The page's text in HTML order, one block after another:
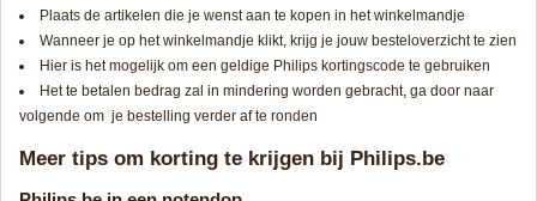
Plaats de artikelen die je wenst aan te kopen in het winkelmandje
Wanneer je op het winkelmandje klikt, krijg je jouw besteloverzicht te zien
Hier is het mogelijk om een geldige Philips kortingscode te gebruiken
Het te betalen bedrag zal in mindering worden gebracht, ga door naar
volgende om je bestelling verder af te ronden
Meer tips om korting te krijgen bij Philips.be